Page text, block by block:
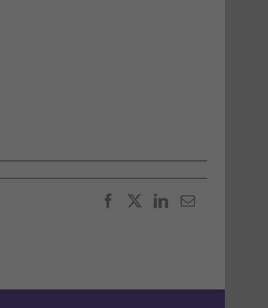
FacebookLinkedIn
E-